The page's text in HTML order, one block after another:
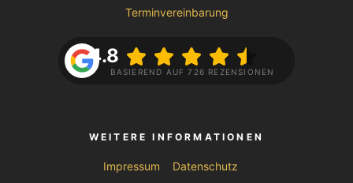
Terminvereinbarung
4.8
BASIEREND AUF 726 REZENSIONEN
WEITERE INFORMATIONEN
Impressum
Datenschutz